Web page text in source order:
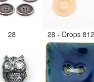
28 28 - Drops